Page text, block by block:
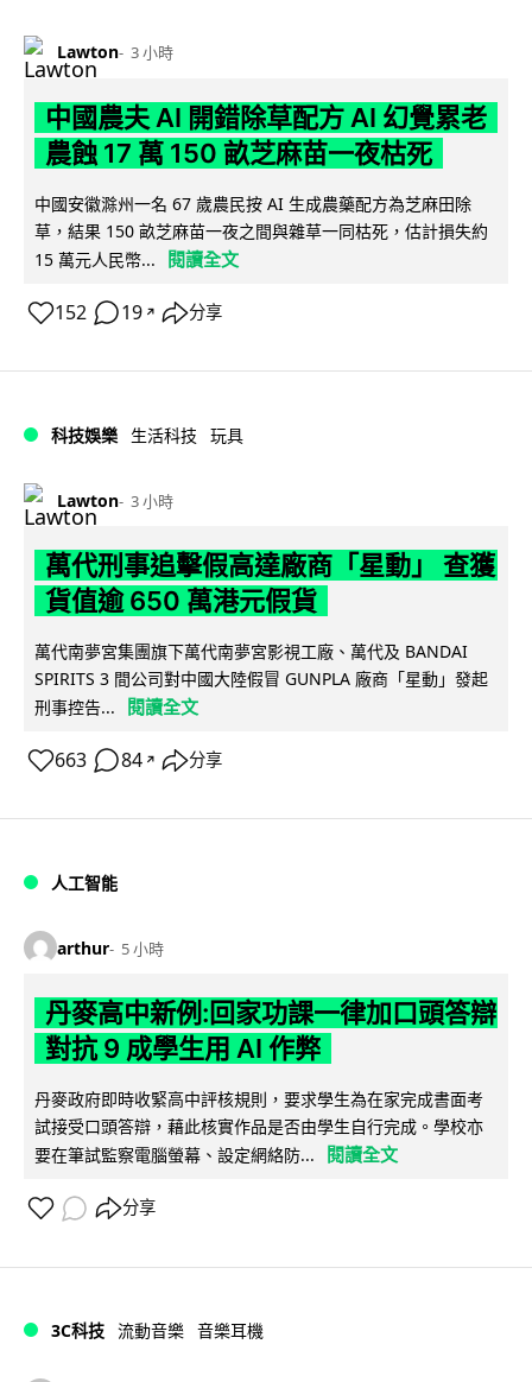
Lawton 3 小時
中國農夫 AI 開錯除草配方 AI 幻覺累老
農蝕 17 萬 150 畝芝麻苗一夜枯死
中國安徽滁州一名 67 歲農民按 AI 生成農藥配方為芝麻田除
草，結果 150 畝芝麻苗一夜之間與雜草一同枯死，估計損失約
15 萬元人民幣...
閱讀全文
152 19 ↗ 分享
科技娛樂 生活科技 玩具
Lawton 3 小時
萬代刑事追擊假高達廠商「星動」 查獲
貨值逾 650 萬港元假貨
萬代南夢宮集團旗下萬代南夢宮影視工廠、萬代及 BANDAI
SPIRITS 3 間公司對中國大陸假冒 GUNPLA 廠商「星動」發起
刑事控告...
閱讀全文
663 84 ↗ 分享
人工智能
arthur 5 小時
丹麥高中新例:回家功課一律加口頭答辯
對抗 9 成學生用 AI 作弊
丹麥政府即時收緊高中評核規則，要求學生為在家完成書面考
試接受口頭答辯，藉此核實作品是否由學生自行完成。學校亦
要在筆試監察電腦螢幕、設定網絡防...
閱讀全文
分享
3C科技 流動音樂 音樂耳機